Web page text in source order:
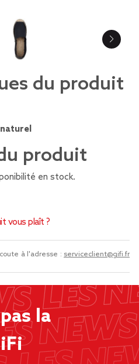
du produit
produit
en stock.
vous plaît ?
à l'adresse : serviceclient@gifi.fr
la